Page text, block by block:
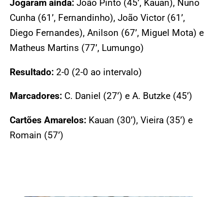
Jogaram ainda: João Pinto (45’, Kauan), Nuno
Cunha (61’, Fernandinho), João Victor (61’,
Diego Fernandes), Anilson (67’, Miguel Mota) e
Matheus Martins (77’, Lumungo)
Resultado: 2-0 (2-0 ao intervalo)
Marcadores: C. Daniel (27’) e A. Butzke (45’)
Cartões Amarelos: Kauan (30’), Vieira (35’) e
Romain (57’)